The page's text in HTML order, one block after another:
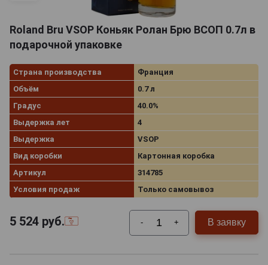
Roland Bru VSOP Коньяк Ролан Брю ВСОП 0.7л в
подарочной упаковке
Страна производства
Франция
Объём
0.7 л
Градус
40.0%
Выдержка лет
4
Выдержка
VSOP
Вид коробки
Картонная коробка
Артикул
314785
Условия продаж
Только самовывоз
5 524 руб. - + В заявку